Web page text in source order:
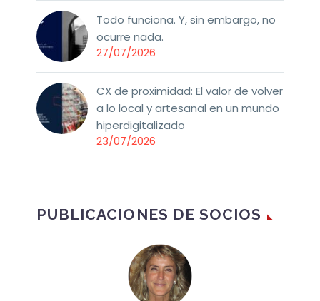
Todo funciona. Y, sin embargo, no
ocurre nada.
27/07/2026
CX de proximidad: El valor de volver
a lo local y artesanal en un mundo
hiperdigitalizado
23/07/2026
PUBLICACIONES DE SOCIOS